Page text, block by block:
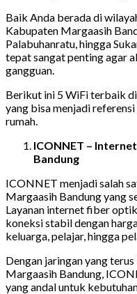
Baik Anda berada di
Kabupaten Margaasih
Palabuhanratu, hingga
tepat sangat penting agar
gangguan.
Berikut ini 5 WiFi terbaik
yang bisa menjadi
rumah.
ICONNET –
Bandung
ICONNET menjadi salah
Margaasih Bandung yang
Layanan internet fiber
koneksi stabil dengan
keluarga, pelajar, hingga
Dengan jaringan yang
Margaasih Bandung,
yang andal untuk